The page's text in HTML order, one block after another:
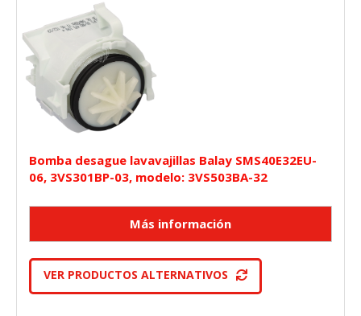
Bomba desague lavavajillas Balay SMS40E32EU-
06, 3VS301BP-03, modelo: 3VS503BA-32
VER PRODUCTOS ALTERNATIVOS